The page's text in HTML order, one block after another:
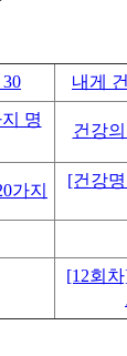
내게
명
건강
가지
[건강
[12회